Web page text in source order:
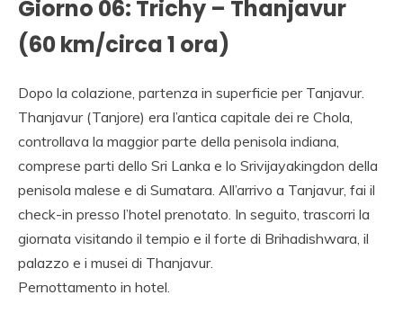
Giorno 06: Trichy – Thanjavur
(60 km/circa 1 ora)
Dopo la colazione, partenza in superficie per Tanjavur.
Thanjavur (Tanjore) era l’antica capitale dei re Chola,
controllava la maggior parte della penisola indiana,
comprese parti dello Sri Lanka e lo Srivijayakingdon della
penisola malese e di Sumatara. All’arrivo a Tanjavur, fai il
check-in presso l’hotel prenotato. In seguito, trascorri la
giornata visitando il tempio e il forte di Brihadishwara, il
palazzo e i musei di Thanjavur.
Pernottamento in hotel.